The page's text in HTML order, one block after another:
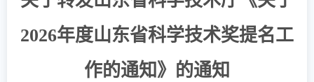
2026年度山东省科学技术奖提名工
作的通知》的通知